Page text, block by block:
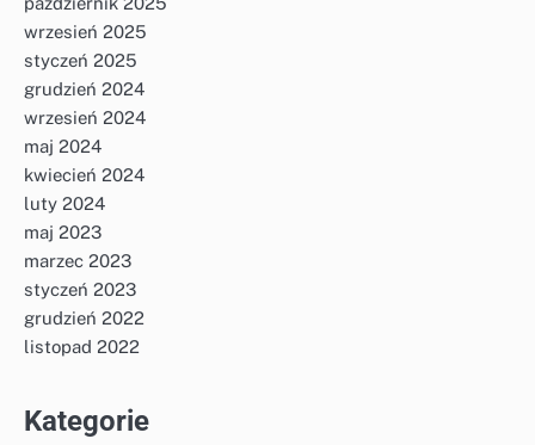
wrzesień 2025
styczeń 2025
grudzień 2024
wrzesień 2024
maj 2024
kwiecień 2024
luty 2024
maj 2023
marzec 2023
styczeń 2023
grudzień 2022
listopad 2022
Kategorie